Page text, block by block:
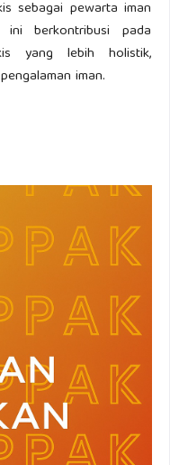
sebagai pewarta iman
berkontribusi pada
yang lebih holistik,
iman.